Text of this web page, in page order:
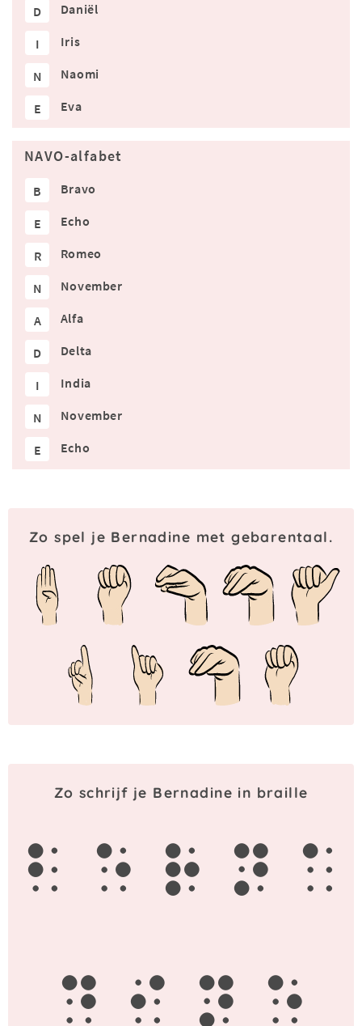
D Daniël
I Iris
N Naomi
E Eva
NAVO-alfabet
B Bravo
E Echo
R Romeo
N November
A Alfa
D Delta
I India
N November
E Echo
Zo spel je Bernadine met gebarentaal.
Zo schrijf je Bernadine in braille
b e r n a